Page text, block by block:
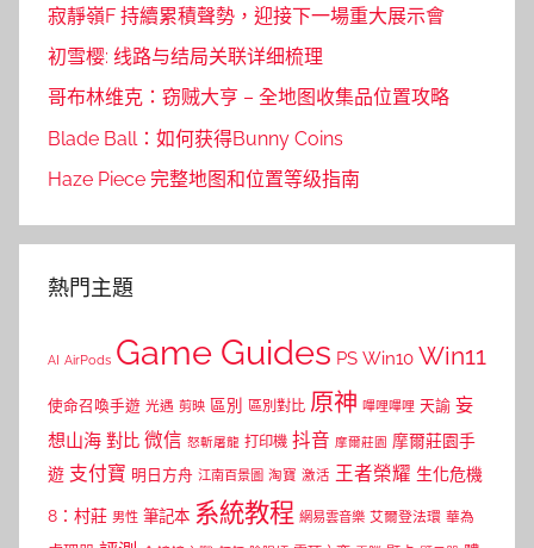
寂靜嶺F 持續累積聲勢，迎接下一場重大展示會
初雪樱: 线路与结局关联详细梳理
哥布林维克：窃贼大亨 – 全地图收集品位置攻略
Blade Ball：如何获得Bunny Coins
Haze Piece 完整地图和位置等级指南
熱門主題
AI AirPods Game Guides PS Win10 Win11
使命召喚手遊 光遇 剪映 區別 區別對比 原神 嗶哩嗶哩 天諭 妄
想山海 對比 微信 怒斬屠龍 打印機 抖音 摩爾莊園 摩爾莊園手
遊 支付寶 明日方舟 江南百景圖 淘寶 激活 王者榮耀 生化危機
8：村莊 男性 筆記本 系統教程 網易雲音樂 艾爾登法環 華為